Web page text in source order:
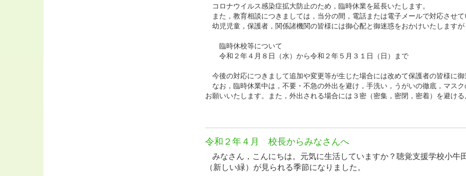
コロナウイルス感染症拡大防止のため，臨時休業を延長いたします。
また，教育相談につきましては，当分の間，電話または電子メールで対応させて
幼児児童，保護者，関係諸機関の皆様には御心配と御迷惑をおかけいたしますが
臨時休校等について
令和２年４月８日（水）から令和２年５月３１日（日）まで
今後の対応につきまして追加や変更等が生じた場合には改めて保護者の皆様に御
なお，臨時休業中は，不要・不急の外出を避け，手洗い，うがいの徹底，マス
お願いいたします。また，外出される場合には３密（密集，密閉，密着）を避ける
令和２年４月 校長からみなさんへ
みなさん，こんにちは。元気に生活していますか？聴覚支援学校小牛
（新しい緑）が見られる季節になりました。